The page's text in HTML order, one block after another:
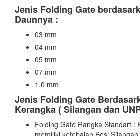
Jenis Folding Gate
Daunnya :
03 mm
04 mm
05 mm
07 mm
1,0 mm
Jenis Folding Gate
Kerangka ( Silangan dan
Folding Gate Rangka Standart :
memiliki ketebalan Besi